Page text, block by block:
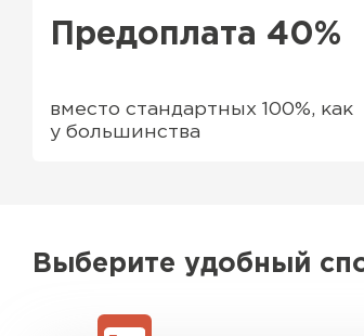
Предоплата 40%
вместо стандартных 100%, как
у большинства
Выберите удобный
ПЕРЕЙТИ